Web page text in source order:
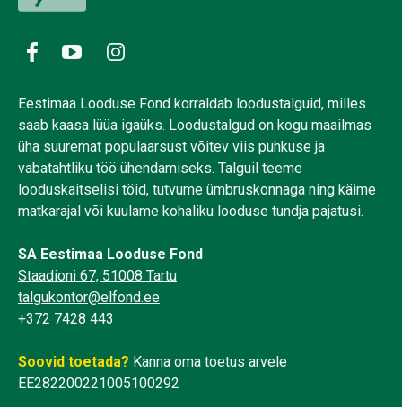
Eestimaa Looduse Fond korraldab loodustalguid, milles
saab kaasa lüüa igaüks. Loodustalgud on kogu maailmas
üha suuremat populaarsust võitev viis puhkuse ja
vabatahtliku töö ühendamiseks. Talguil teeme
looduskaitselisi töid, tutvume ümbruskonnaga ning käime
matkarajal või kuulame kohaliku looduse tundja pajatusi.
SA Eestimaa Looduse Fond
Staadioni 67, 51008 Tartu
talgukontor@elfond.ee
+372 7428 443
Soovid toetada? Kanna oma toetus arvele
EE282200221005100292